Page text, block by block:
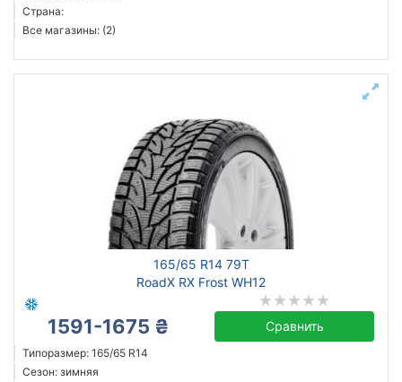
Страна:
Все магазины: (2)
165/65 R14 79T
RoadX RX Frost WH12
1591-1675 ₴ Сравнить
Типоразмер: 165/65 R14
Сезон: зимняя